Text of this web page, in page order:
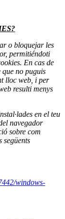
o bloquejar les
permitiéndoti
En cas de
que no puguis
lloc web, i per
resulti menys
en el teu
navegador
sobre com
següents
windows-